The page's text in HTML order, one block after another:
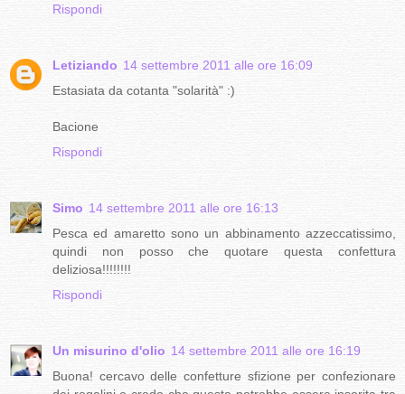
Rispondi
Letiziando 14 settembre 2011 alle ore 16:09
Estasiata da cotanta "solarità" :)
Bacione
Rispondi
Simo 14 settembre 2011 alle ore 16:13
Pesca ed amaretto sono un abbinamento azzeccatissimo,
quindi non posso che quotare questa confettura
deliziosa!!!!!!!!
Rispondi
Un misurino d'olio 14 settembre 2011 alle ore 16:19
Buona! cercavo delle confetture sfizione per confezionare